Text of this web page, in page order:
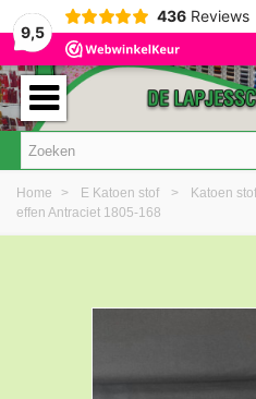
9,5
436 Reviews
Home > E Katoen stof > Katoen
effen Antraciet 1805-168